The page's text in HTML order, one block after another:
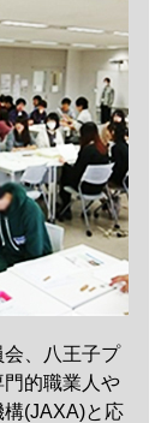
会、八王子プ
的職業人や
(JAXA)と応